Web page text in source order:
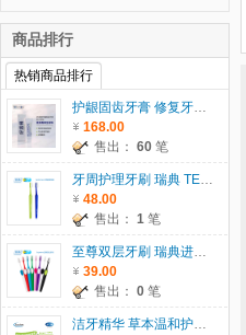
商品排行
热销商品排行
护龈固齿牙膏 修复牙龈 60g
168.00
售出： 60 笔
牙周护理牙刷 瑞典 TEPE
48.00
售出： 1 笔
至尊双层牙刷 瑞典进口 TEPE
39.00
售出： 0 笔
洁牙精华 草本温和护龈 代替牙膏、漱口水，一瓶二用